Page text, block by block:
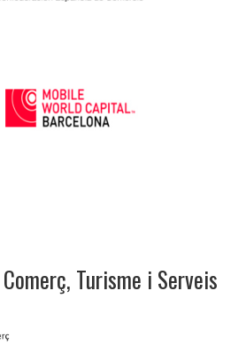
Turisme i Serveis